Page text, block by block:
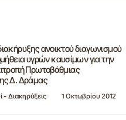
ανοικτού διαγωνισμού
υγρών καυσίμων για την
Πρωτοβάθμιας
Δ. Δράμας
- Διακηρύξεις 1 Οκτωβρίου 2012